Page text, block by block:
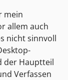
mein
allem auch
nicht sinnvoll
der Hauptteil
Verfassen